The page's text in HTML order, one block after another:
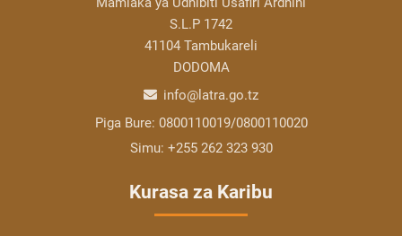
S.L.P 1742
41104 Tambukareli
DODOMA
info@latra.go.tz
Piga Bure: 0800110019/0800110020
Simu: +255 262 323 930
Kurasa za Karibu